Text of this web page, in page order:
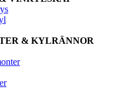
& KYLRÄNNOR